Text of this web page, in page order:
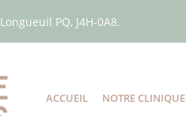
PQ, J4H-0A8.
ACCUEIL NOTRE CLINIQUE